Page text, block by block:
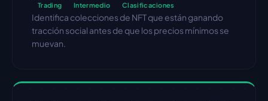
Trading Intermedio Clasificaciones
Identifica colecciones de NFT que están ganando
tracción social antes de que los precios mínimos se
muevan.